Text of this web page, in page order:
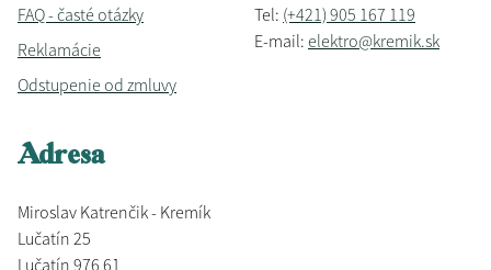
FAQ - časté otázky
Reklamácie
Odstupenie od zmluvy
Tel: (+421) 905 167 119
E-mail: elektro@kremik.sk
Adresa
Miroslav Katrenčik - Kremík
Lučatín 25
Lučatín 976 61